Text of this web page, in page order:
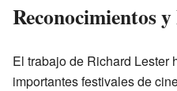
Reconocimientos
El trabajo de Richard Lester
importantes festivales de